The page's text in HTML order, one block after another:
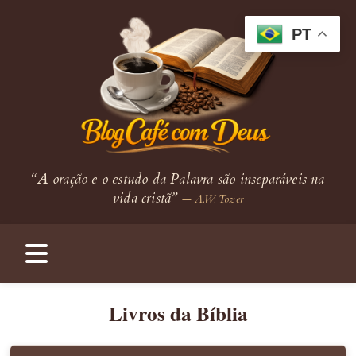
PT
“A oração e o estudo da Palavra são inseparáveis na
vida cristã” — A.W. Tozer
Livros da Bíblia